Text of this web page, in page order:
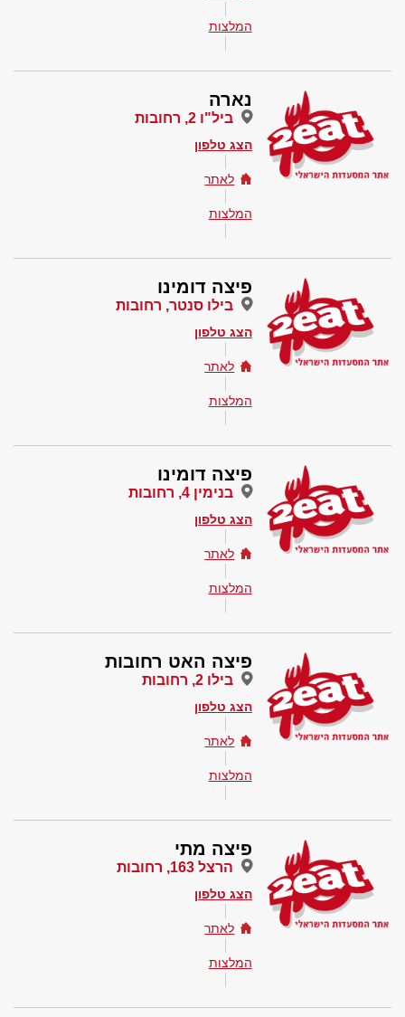
המלצות
נארה
ביל"ו 2, רחובות
הצג טלפון
לאתר
המלצות
פיצה דומינו
בילו סנטר, רחובות
הצג טלפון
לאתר
המלצות
פיצה דומינו
בנימין 4, רחובות
הצג טלפון
לאתר
המלצות
פיצה האט רחובות
בילו 2, רחובות
הצג טלפון
לאתר
המלצות
פיצה מתי
הרצל 163, רחובות
הצג טלפון
לאתר
המלצות